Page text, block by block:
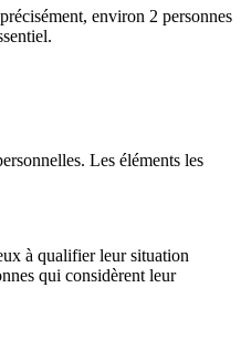
environ 2 personnes
Les éléments les
à qualifier leur situation
qui considèrent leur